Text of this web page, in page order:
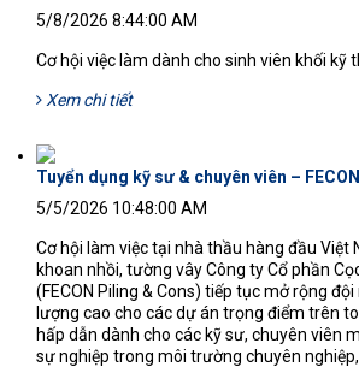
5/8/2026 8:44:00 AM
Cơ hội việc làm dành cho sinh viên khối kỹ
Xem chi tiết
Tuyển dụng kỹ sư & chuyên viên – FECON
5/5/2026 10:48:00 AM
Cơ hội làm việc tại nhà thầu hàng đầu Việt
khoan nhồi, tường vây Công ty Cổ phần
(FECON Piling & Cons) tiếp tục mở rộng
lượng cao cho các dự án trọng điểm trên
hấp dẫn dành cho các kỹ sư, chuyên viên
sự nghiệp trong môi trường chuyên